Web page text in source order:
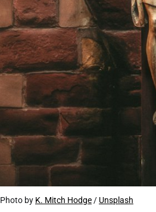
Photo by K. Mitch Hodge / Unsplash